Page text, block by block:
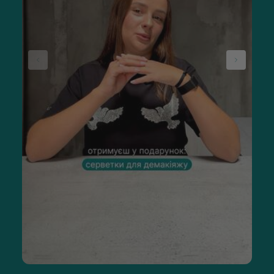
которые работают сразу в нескольких направлениях. К
основным активам бренда относятся:
запатентованный витамин U (метилметионин) —
способствует устранению повреждений, уплотняет и
восстанавливает тонкую кожу;
пептидные комплексы (включая EGF и медные
пептиды) — повышают упругость и стимулируют
синтез коллагена;
центелла азиатская — растительный компонент для
работы с покраснениями и чувствительной кожей;
церамиды и пантенол — для укрепления
гидролипидного слоя;
стабилизированный витамин С — антиоксидант для
сияющего ровного тона;
ниацинамид — уменьшает пигментацию, постакне